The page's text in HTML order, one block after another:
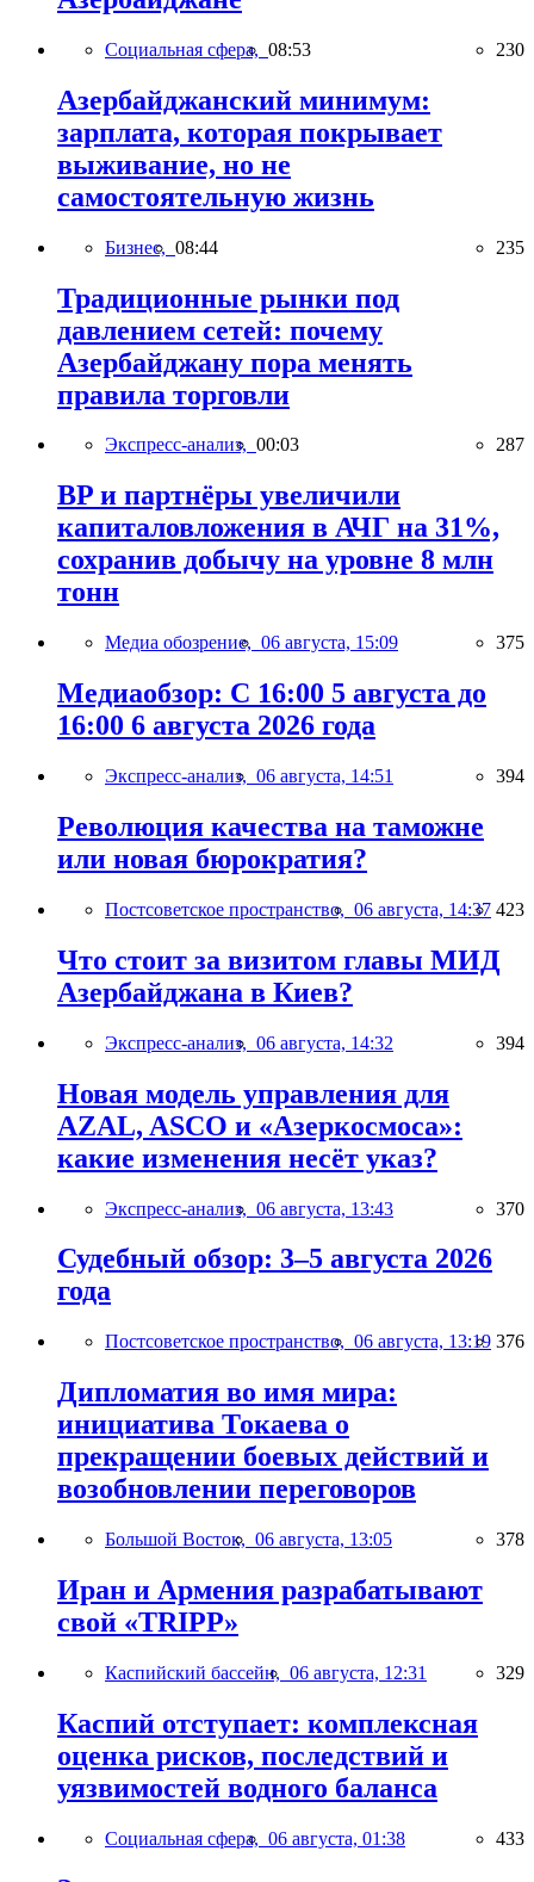
Социальная сфера, 08:53 230
Азербайджанский минимум:
зарплата, которая покрывает
выживание, но не
самостоятельную жизнь
Бизнес, 08:44 235
Традиционные рынки под
давлением сетей: почему
Азербайджану пора менять
правила торговли
Экспресс-анализ, 00:03 287
BP и партнёры увеличили
капиталовложения в АЧГ на 31%,
сохранив добычу на уровне 8 млн
тонн
Медиа обозрение, 06 августа, 15:09 375
Медиаобзор: С 16:00 5 августа до
16:00 6 августа 2026 года
Экспресс-анализ, 06 августа, 14:51 394
Революция качества на таможне
или новая бюрократия?
Постсоветское пространство, 06 августа, 14:37 423
Что стоит за визитом главы МИД
Азербайджана в Киев?
Экспресс-анализ, 06 августа, 14:32 394
Новая модель управления для
AZAL, ASCO и «Азеркосмоса»:
какие изменения несёт указ?
Экспресс-анализ, 06 августа, 13:43 370
Судебный обзор: 3–5 августа 2026
года
Постсоветское пространство, 06 августа, 13:19 376
Дипломатия во имя мира:
инициатива Токаева о
прекращении боевых действий и
возобновлении переговоров
Большой Восток, 06 августа, 13:05 378
Иран и Армения разрабатывают
свой «TRIPP»
Каспийский бассейн, 06 августа, 12:31 329
Каспий отступает: комплексная
оценка рисков, последствий и
уязвимостей водного баланса
Социальная сфера, 06 августа, 01:38 433